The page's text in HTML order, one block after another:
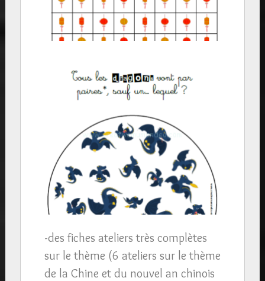
-des fiches ateliers très complètes
sur le thème (6 ateliers sur le thème
de la Chine et du nouvel an chinois